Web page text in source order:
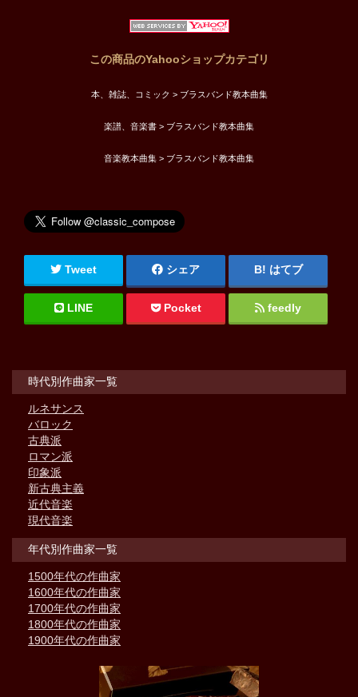
この商品のYahooショップカテゴリ
本、雑誌、コミック > ブラスバンド教本曲集
楽譜、音楽書 > ブラスバンド教本曲集
音楽教本曲集 > ブラスバンド教本曲集
Tweet シェア はてブ
LINE Pocket feedly
時代別作曲家一覧
ルネサンス
バロック
古典派
ロマン派
印象派
新古典主義
近代音楽
現代音楽
年代別作曲家一覧
1500年代の作曲家
1600年代の作曲家
1700年代の作曲家
1800年代の作曲家
1900年代の作曲家